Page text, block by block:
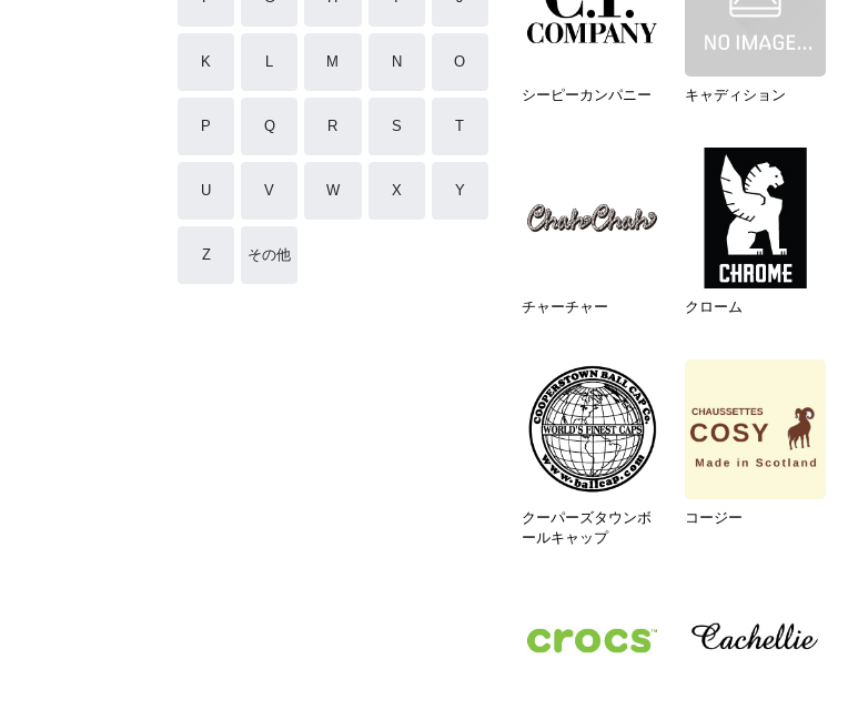
K L M N O
P Q R S T
U V W X Y
Z その他
シーピーカンパニー キャディション
チャーチャー クローム
クーパーズタウンボ
ールキャップ
コージー